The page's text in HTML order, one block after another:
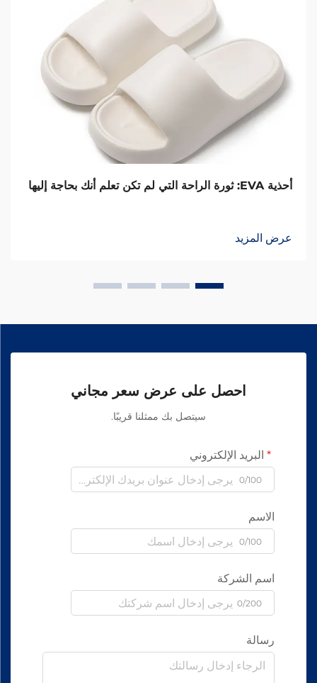
أحذية EVA: ثورة الراحة التي لم تكن تعلم أنك بحاجة إليها
عرض المزيد
احصل على عرض سعر مجاني
سيتصل بك ممثلنا قريبًا.
البريد الإلكتروني
0/100
الاسم
0/100
اسم الشركة
0/200
رسالة